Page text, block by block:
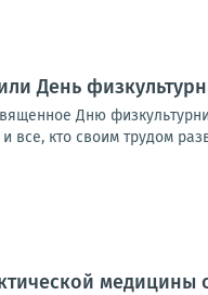
День
Дню
все, кто своим трудом
медицины